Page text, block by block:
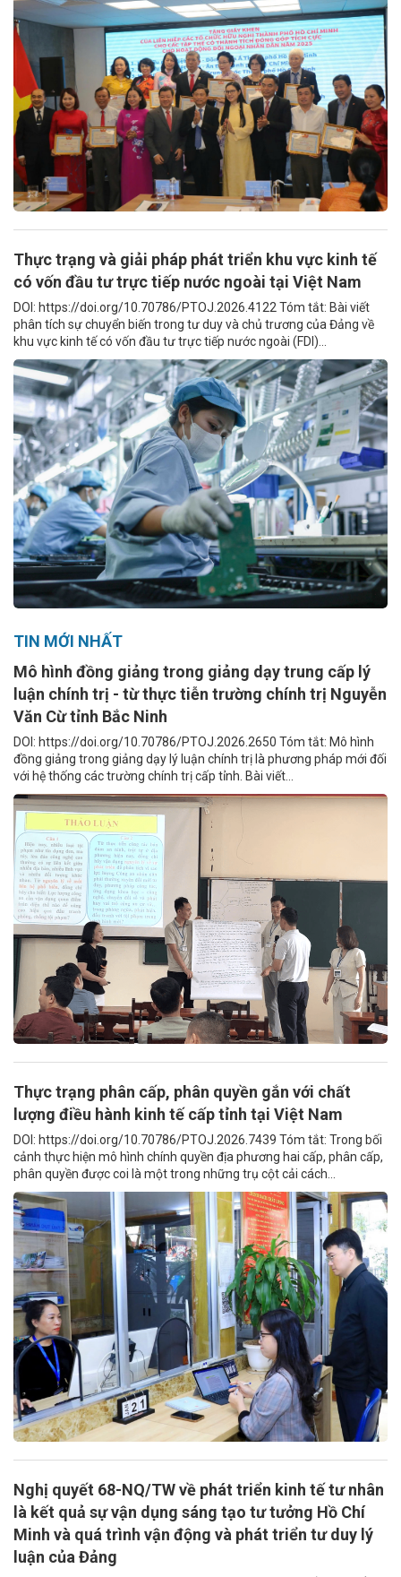
Thực trạng và giải pháp phát triển khu vực kinh tế
có vốn đầu tư trực tiếp nước ngoài tại Việt Nam
DOI: https://doi.org/10.70786/PTOJ.2026.4122 Tóm tắt: Bài viết
phân tích sự chuyển biến trong tư duy và chủ trương của Đảng về
khu vực kinh tế có vốn đầu tư trực tiếp nước ngoài (FDI)...
TIN MỚI NHẤT
Mô hình đồng giảng trong giảng dạy trung cấp lý
luận chính trị - từ thực tiễn trường chính trị Nguyễn
Văn Cừ tỉnh Bắc Ninh
DOI: https://doi.org/10.70786/PTOJ.2026.2650 Tóm tắt: Mô hình
đồng giảng trong giảng dạy lý luận chính trị là phương pháp mới đối
với hệ thống các trường chính trị cấp tỉnh. Bài viết...
Thực trạng phân cấp, phân quyền gắn với chất
lượng điều hành kinh tế cấp tỉnh tại Việt Nam
DOI: https://doi.org/10.70786/PTOJ.2026.7439 Tóm tắt: Trong bối
cảnh thực hiện mô hình chính quyền địa phương hai cấp, phân cấp,
phân quyền được coi là một trong những trụ cột cải cách...
Nghị quyết 68-NQ/TW về phát triển kinh tế tư nhân
là kết quả sự vận dụng sáng tạo tư tưởng Hồ Chí
Minh và quá trình vận động và phát triển tư duy lý
luận của Đảng